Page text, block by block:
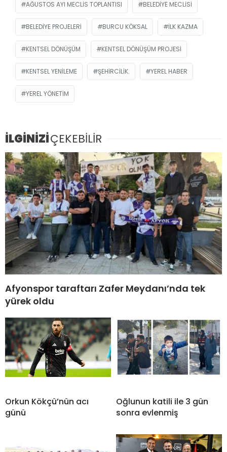
AĞUSTOS AYI MECLIS TOPLANTISI BELEDIYE MECLISI
BELEDIYE PROJELERI BURCU KÖKSAL ILK KAZMA
KENTSEL DÖNÜŞÜM KENTSEL DÖNÜŞÜM PROJESI
KENTSEL YENILEME ŞEHIRCILIK. YEREL HABER
YEREL YÖNETIM
İLGİNİZİÇEKEBİLİR
Afyonspor taraftarı Zafer Meydanı’nda tek
yürek oldu
Orkun Kökçü’nün acı
günü
Oğlunun katili ile 3 gün
sonra evlenmiş